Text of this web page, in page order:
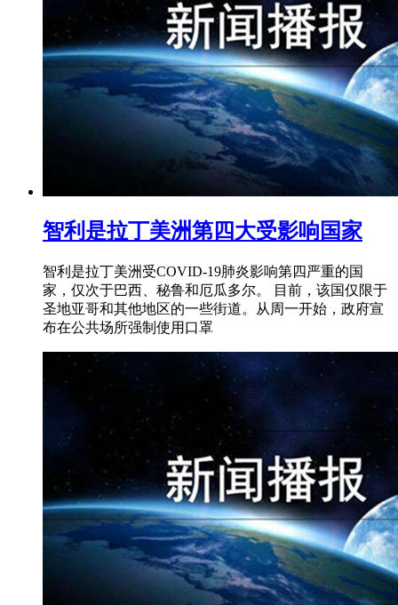
智利是拉丁美洲第四大受影响国家
智利是拉丁美洲受COVID-19肺炎影响第四严重的国
家，仅次于巴西、秘鲁和厄瓜多尔。 目前，该国仅限于
圣地亚哥和其他地区的一些街道。从周一开始，政府宣
布在公共场所强制使用口罩